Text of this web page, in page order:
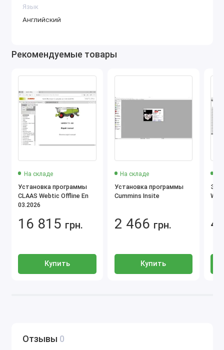
Язык
Английский
Рекомендуемые товары
На складе
Установка программы
CLAAS Webtic Offline En
03.2026
16 815 грн.
Купить
На складе
Установка программы
Cummins Insite
2 466 грн.
Купить
4
Отзывы 0